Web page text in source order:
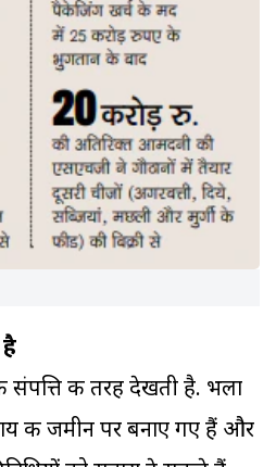
संपत्ति की तरह देखती है. भला
की जमीन पर बनाए गए हैं और